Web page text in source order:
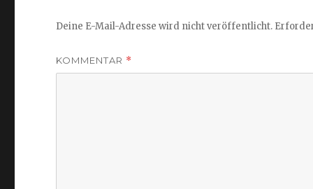
Deine E-Mail-Adresse wird nicht veröffentlicht.
KOMMENTAR *